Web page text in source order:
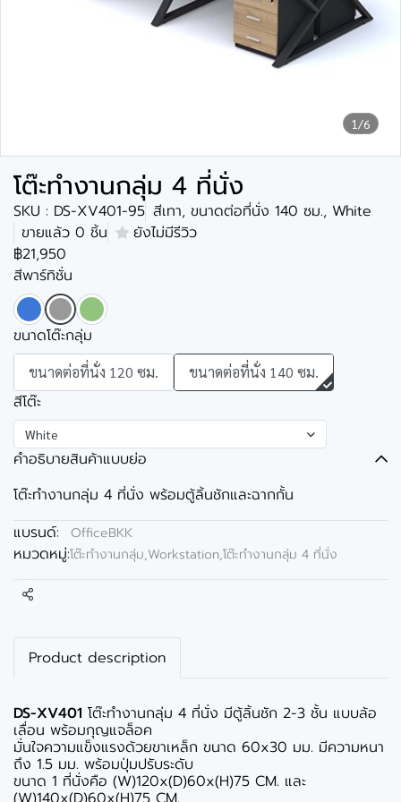
1/6
โต๊ะทำงานกลุ่ม 4 ที่นั่ง
SKU : DS-XV401-95 สีเทา, ขนาดต่อที่นั่ง 140 ซม., White
ขายแล้ว 0 ชิ้น
ยังไม่มีรีวิว
฿21,950
สีพาร์ทิชั่น
ขนาดโต๊ะกลุ่ม
ขนาดต่อที่นั่ง 120 ซม. ขนาดต่อที่นั่ง 140 ซม.
สีโต๊ะ
White
คำอธิบายสินค้าแบบย่อ
โต๊ะทำงานกลุ่ม 4 ที่นั่ง พร้อมตู้ลิ้นชักและฉากกั้น
แบรนด์:
OfficeBKK
หมวดหมู่:โต๊ะทำงานกลุ่ม,Workstation,โต๊ะทำงานกลุ่ม 4 ที่นั่ง
แชร์
Product description
DS-XV401 โต๊ะทำงานกลุ่ม 4 ที่นั่ง มีตู้ลิ้นชัก 2-3 ชั้น แบบล้อ
เลื่อน พร้อมกุญแจล็อค
มั่นใจความแข็งแรงด้วยขาเหล็ก ขนาด 60x30 มม. มีความหนา
ถึง 1.5 มม. พร้อมปุ่มปรับระดับ
ขนาด 1 ที่นั่งคือ (W)120x(D)60x(H)75 CM. และ